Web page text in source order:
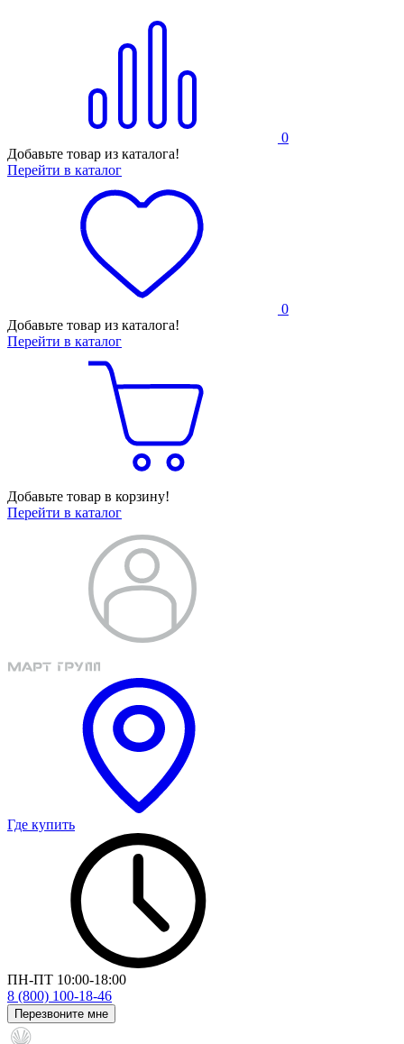
0
Добавьте товар из каталога!
Перейти в каталог
0
Добавьте товар из каталога!
Перейти в каталог
Добавьте товар в корзину!
Перейти в каталог
Где купить
ПН-ПТ 10:00-18:00
8 (800) 100-18-46
Перезвоните мне